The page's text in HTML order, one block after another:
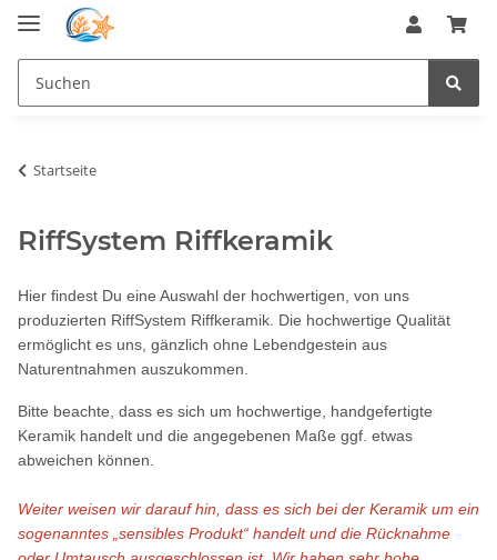
Startseite
RiffSystem Riffkeramik
Hier findest Du eine Auswahl der hochwertigen, von uns
produzierten RiffSystem Riffkeramik. Die hochwertige Qualität
ermöglicht es uns, gänzlich ohne Lebendgestein aus
Naturentnahmen auszukommen.
Bitte beachte, dass es sich um hochwertige, handgefertigte
Keramik handelt und die angegebenen Maße ggf. etwas
abweichen können.
Weiter weisen wir darauf hin, dass es sich bei der Keramik um ein
sogenanntes „sensibles Produkt“ handelt und die Rücknahme